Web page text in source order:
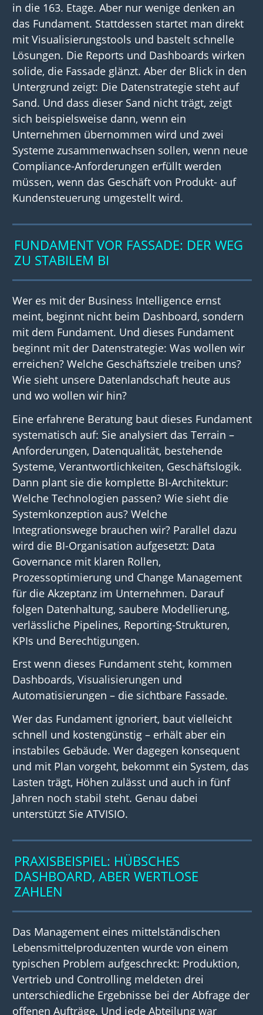
in die 163. Etage. Aber nur wenige denken an
das Fundament. Stattdessen startet man direkt
mit Visualisierungstools und bastelt schnelle
Lösungen. Die Reports und Dashboards wirken
solide, die Fassade glänzt. Aberder Blick in den
Untergrund zeigt: DieDatenstrategie steht auf
Sand. Und dass dieser Sand nicht trägt, zeigt
sich beispielsweise dann, wenn ein
Unternehmen übernommen wird und zwei
Systeme zusammenwachsen sollen, wenn neue
Compliance-Anforderungen erfüllt werden
müssen, wenn das Geschäft von Produkt- auf
Kundensteuerung umgestellt wird.
FUNDAMENT VOR FASSADE: DER WEG
ZU STABILEM BI
Wer es mit der Business Intelligence ernst
meint, beginnt nicht beim Dashboard, sondern
mit dem Fundament. Und dieses Fundament
beginnt mit der Datenstrategie: Was wollen wir
erreichen? Welche Geschäftsziele treiben uns?
Wie sieht unsere Datenlandschaft heute aus
und wo wollen wir hin?
Eine erfahrene Beratung baut dieses Fundament
systematisch auf: Sie analysiert das Terrain –
Anforderungen, Datenqualität, bestehende
Systeme, Verantwortlichkeiten, Geschäftslogik.
Dann plant sie die komplette BI-Architektur:
Welche Technologien passen? Wie sieht die
Systemkonzeption aus? Welche
Integrationswege brauchen wir? Parallel dazu
wird die BI-Organisation aufgesetzt: Data
Governance mit klaren Rollen,
Prozessoptimierung und Change Management
für die Akzeptanz im Unternehmen. Darauf
folgen Datenhaltung, saubere Modellierung,
verlässliche Pipelines, Reporting-Strukturen,
KPIs und Berechtigungen.
Erst wenn dieses Fundament steht, kommen
Dashboards, Visualisierungen und
Automatisierungen – die sichtbare Fassade.
Wer das Fundament ignoriert, baut vielleicht
schnell und kostengünstig – erhält aber ein
instabiles Gebäude. Wer dagegen konsequent
und mit Plan vorgeht, bekommt ein System, das
Lasten trägt, Höhen zulässt und auch in fünf
Jahren noch stabil steht. Genau dabei
unterstützt Sie ATVISIO.
PRAXISBEISPIEL: HÜBSCHES
DASHBOARD, ABER WERTLOSE
ZAHLEN
Das Management eines mittelständischen
Lebensmittelproduzenten wurde von einem
typischen Problem aufgeschreckt: Produktion,
Vertrieb und Controlling meldeten drei
unterschiedliche Ergebnisse bei der Abfrage der
offenen Aufträge. Und jede Abteilung war